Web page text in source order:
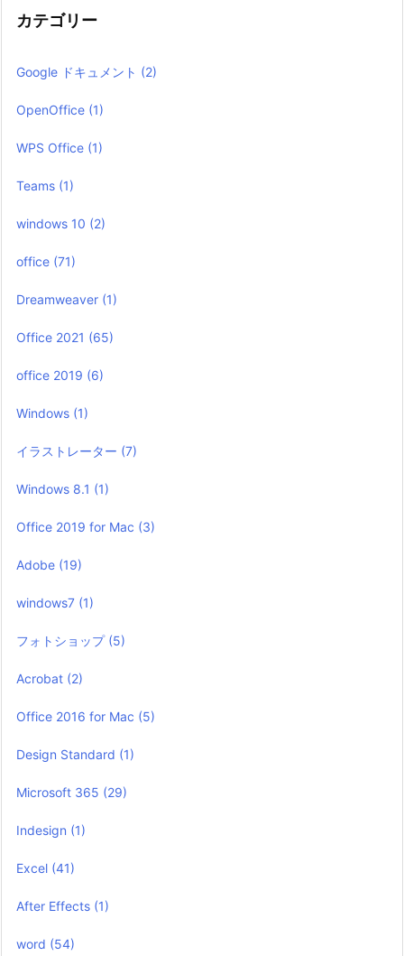
カテゴリー
Google ドキュメント (2)
OpenOffice (1)
WPS Office (1)
Teams (1)
windows 10 (2)
office (71)
Dreamweaver (1)
Office 2021 (65)
office 2019 (6)
Windows (1)
イラストレーター (7)
Windows 8.1 (1)
Office 2019 for Mac (3)
Adobe (19)
windows7 (1)
フォトショップ (5)
Acrobat (2)
Office 2016 for Mac (5)
Design Standard (1)
Microsoft 365 (29)
Indesign (1)
Excel (41)
After Effects (1)
word (54)